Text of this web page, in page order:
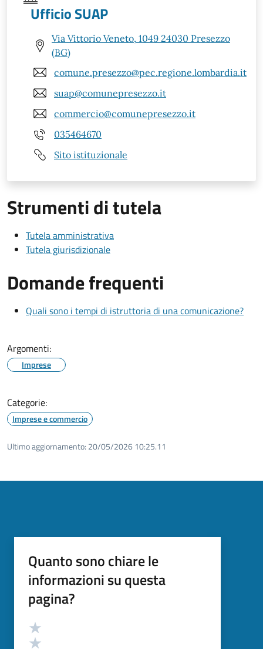
Ufficio SUAP
Via Vittorio Veneto, 1049 24030 Presezzo
(BG)
comune.presezzo@pec.regione.lombardia.it
suap@comunepresezzo.it
commercio@comunepresezzo.it
035464670
Sito istituzionale
Strumenti di tutela
Tutela amministrativa
Tutela giurisdizionale
Domande frequenti
Quali sono i tempi di istruttoria di una comunicazione?
Argomenti:
Imprese
Categorie:
Imprese e commercio
Ultimo aggiornamento: 20/05/2026 10:25.11
Quanto sono chiare le
informazioni su questa
pagina?
Valutazione